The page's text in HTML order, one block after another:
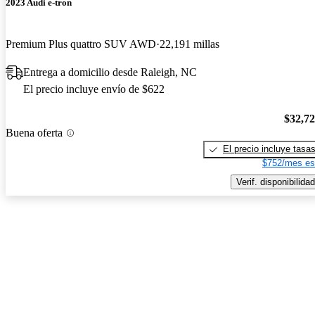
2023 Audi e-tron
Premium Plus quattro SUV AWD 22,191 millas
Entrega a domicilio desde Raleigh, NC
El precio incluye envío de $622
Buena oferta
El precio incluye tasas
$752/mes
Verif. disponibilidad